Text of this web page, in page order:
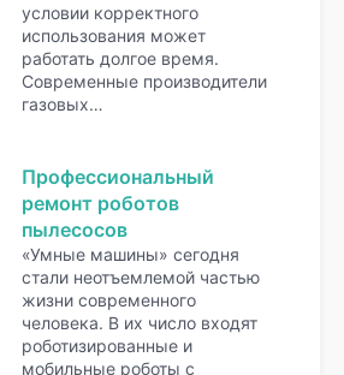
условии корректного
использования может
работать долгое время.
Современные производители
газовых…
Профессиональный
ремонт роботов
пылесосов
«Умные машины» сегодня
стали неотъемлемой частью
жизни современного
человека. В их число входят
роботизированные и
мобильные роботы с